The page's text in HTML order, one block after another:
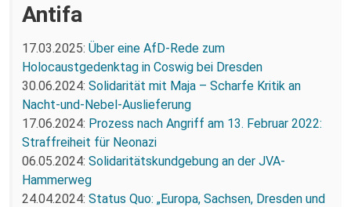
Antifa
17.03.2025: Über eine AfD-Rede zum
Holocaustgedenktag in Coswig bei Dresden
30.06.2024: Solidarität mit Maja – Scharfe Kritik an
Nacht-und-Nebel-Auslieferung
17.06.2024: Prozess nach Angriff am 13. Februar 2022:
Straffreiheit für Neonazi
06.05.2024: Solidaritätskundgebung an der JVA-
Hammerweg
24.04.2024: Status Quo: „Europa, Sachsen, Dresden und